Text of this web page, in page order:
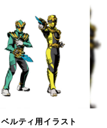
ルティ用イラスト